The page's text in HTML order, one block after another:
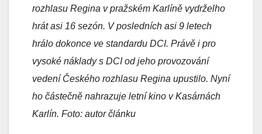
rozhlasu Regina v pražském Karlíně vydrželho
hrát asi 16 sezón. V posledních asi 9 letech
hrálo dokonce ve standardu DCI. Právě i pro
vysoké náklady s DCI od jeho provozování
vedení Českého rozhlasu Regina upustilo. Nyní
ho částečně nahrazuje letní kino v Kasárnách
Karlín. Foto: autor článku